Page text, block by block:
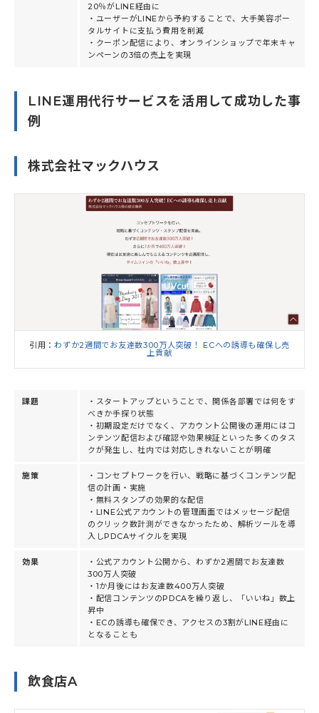
20％がLINE経由に
・ユーザーがLINEから予約することで、大手美容ポー
タルサイトに支払う費用を削減
・クーポン配信により、オンラインショップで年末キャ
ンペーンの3倍の売上を実現
LINE運用代行サービスを活用して成功した事
例
株式会社マックハウス
引用：わずか2週間でお友達数300万人突破！ ECへの誘導も確保し売
上貢献
課題
・スタートアップということで、関係各部署では何をす
べきか手探り状態
・初期設定だけでなく、アカウント公開後の運用にはコ
ンテンツ配信および確認や効果検証といった多くのタス
クが発生し、社内では対応しきれないことが明確
施策
・コンセプトワークを行い、戦略に基づくコンテンツ配
信の計画・実施
・無料スタンプの効果的な配信
・LINE公式アカウントの管理画面ではメッセージ配信
のクリック数計測ができなかったため、解析ツールを導
入しPDCAサイクルを実現
効果
・公式アカウント公開から、わずか2週間でお友達数
300万人突破
・1か月後にはお友達数400万人突破
・配信コンテンツのPDCAを繰り返し、「いいね」数上
昇中
・ECの誘導も確保でき、アクセスの3割がLINE経由に
となることも
飲食店A